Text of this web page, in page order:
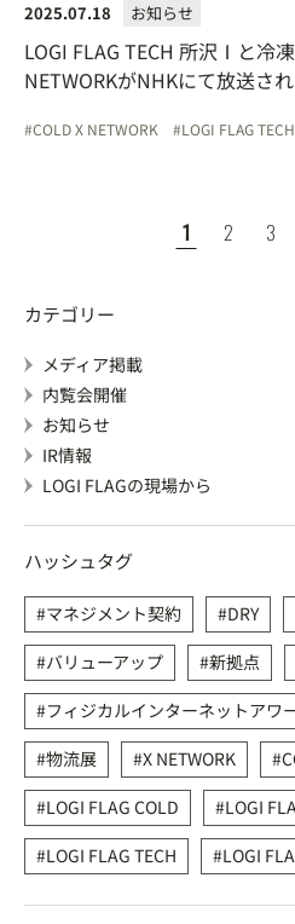
2025.07.18 お知らせ
LOGI FLAG TECH 所沢Ⅰと冷
NETWORKがNHKにて放送され
COLD X NETWORK LOGI FLAG TECH
1 2 3
カテゴリー
メディア掲載
内覧会開催
お知らせ
IR情報
LOGI FLAGの現場から
ハッシュタグ
マネジメント契約 DRY
バリューアップ
新拠点
フィジカルインターネットアワ
物流展
X NETWORK
LOGI FLAG COLD
LOGI
LOGI FLAG TECH
LOGI